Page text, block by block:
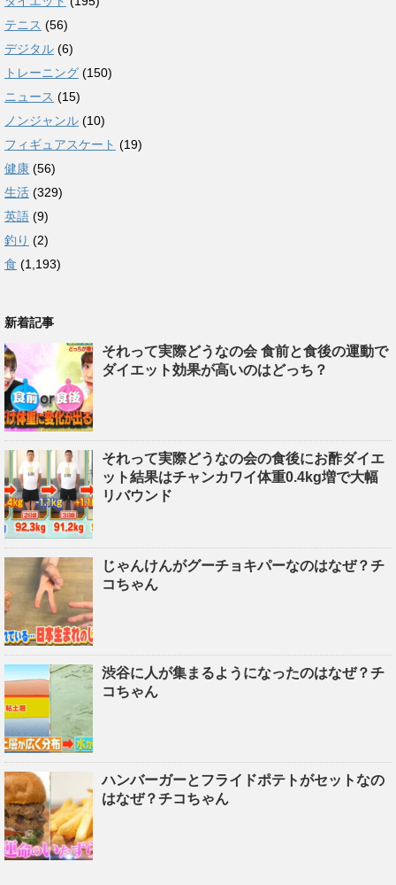
テニス (56)
デジタル (6)
トレーニング (150)
ニュース (15)
ノンジャンル (10)
フィギュアスケート (19)
健康 (56)
生活 (329)
英語 (9)
釣り (2)
食 (1,193)
新着記事
それって実際どうなの会 食前と食後の運動で
ダイエット効果が高いのはどっち？
それって実際どうなの会の食後にお酢ダイエ
ット結果はチャンカワイ体重0.4kg増で大幅
リバウンド
じゃんけんがグーチョキパーなのはなぜ？チ
コちゃん
渋谷に人が集まるようになったのはなぜ？チ
コちゃん
ハンバーガーとフライドポテトがセットなの
はなぜ？チコちゃん